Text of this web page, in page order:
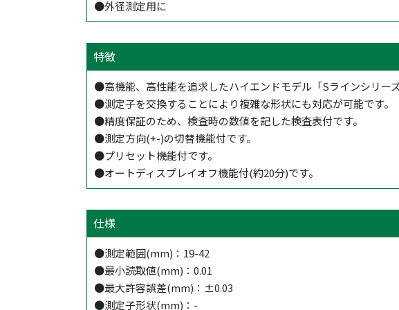
●外径測定用に
特徴
●高機能、高性能を追求したハイエンドモデル「Sラインシリーズ
●測定子を交換することにより複雑な形状にも対応が可能です。
●精度保証のため、検査時の数値を記した検査表付です。
●測定方向(+-)の切替機能付です。
●プリセット機能付です。
●オートディスプレイオフ機能付(約20分)です。
仕様
●測定範囲(mm)：19-42
●最小読取値(mm)：0.01
●最大許容誤差(mm)：±0.03
●測定子形状(mm)：-